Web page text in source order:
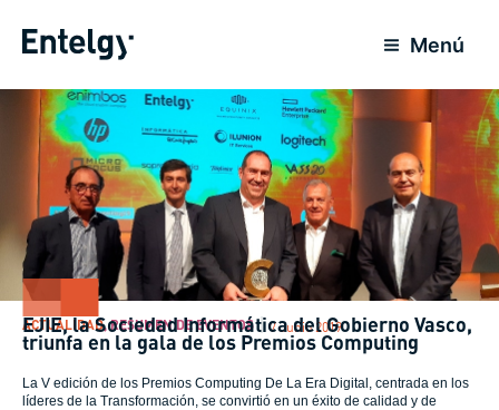
Menú
ACTUALIDAD,RESUMEN DE EVENTOS 7 Junio 2019
EJIE, la Sociedad Informática del Gobierno Vasco,
triunfa en la gala de los Premios Computing
La V edición de los Premios Computing De La Era Digital, centrada en los
líderes de la Transformación, se convirtió en un éxito de calidad y de